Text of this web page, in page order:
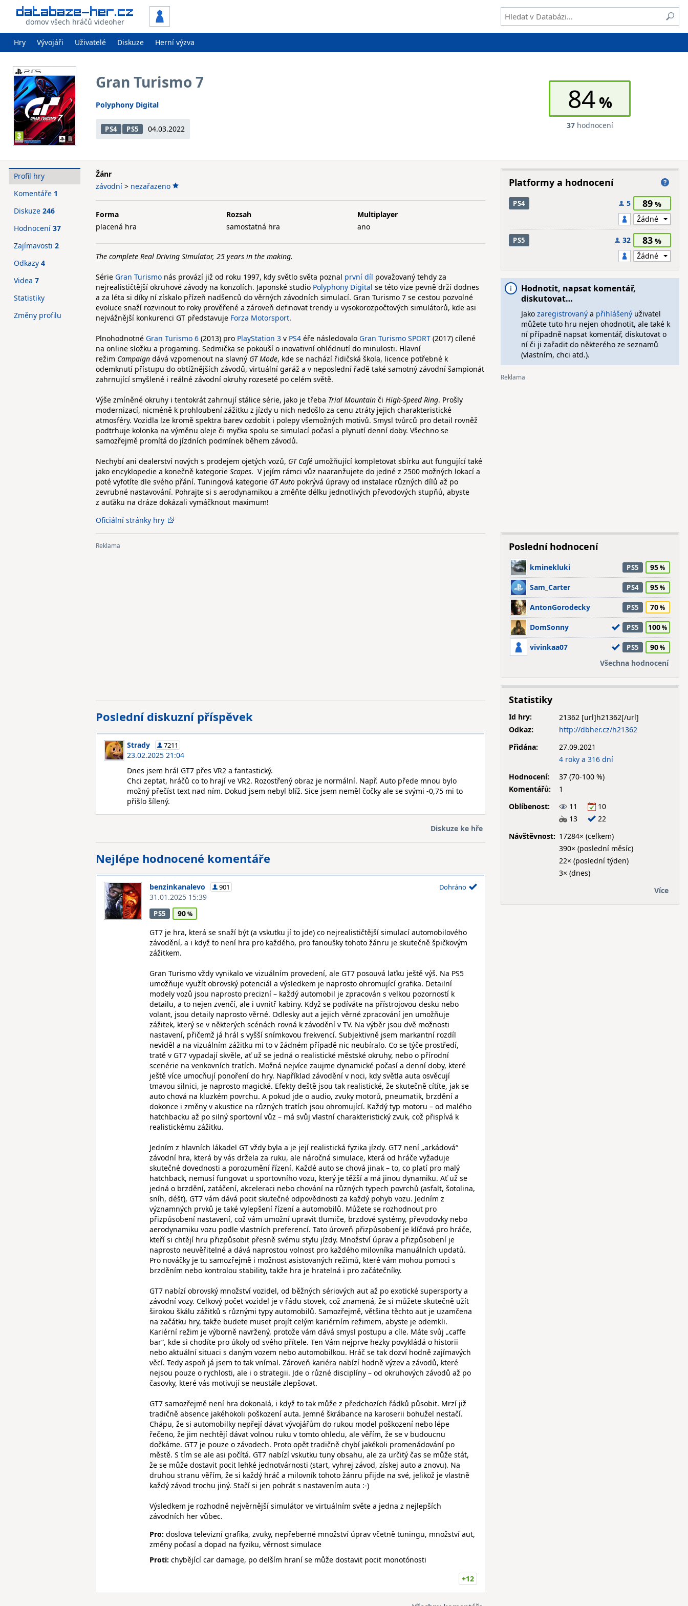
domov všech hráčů videoher
Hry Vývojáři Uživatelé Diskuze Herní výzva
Gran Turismo 7
Polyphony Digital
PS4 PS5 04.03.2022
84
37hodnocení
Žánr
závodní > nezařazeno
Forma
placená hra
Rozsah
samostatná hra
Multiplayer
ano
The complete Real Driving Simulator, 25 years in the making.
Série Gran Turismo nás provází již od roku 1997, kdy světlo světa poznal první díl považovaný tehdy za
nejrealističtější okruhové závody na konzolích. Japonské studio Polyphony Digital se této vize pevně drží dodnes
a za léta si díky ní získalo přízeň nadšenců do věrných závodních simulací. Gran Turismo 7 se cestou pozvolné
evoluce snaží rozvinout to roky prověřené a zároveň definovat trendy u vysokorozpočtových simulátorů, kde asi
nejvážnější konkurenci GT představuje Forza Motorsport.
Plnohodnotné Gran Turismo 6 (2013) pro PlayStation 3 v PS4 éře následovalo Gran Turismo SPORT (2017) cílené
na online složku a progaming. Sedmička se pokouší o inovativní ohlédnutí do minulosti. Hlavní
režim Campaign dává vzpomenout na slavný GT Mode, kde se nachází řidičská škola, licence potřebné k
odemknutí přístupu do obtížnějších závodů, virtuální garáž a v neposlední řadě také samotný závodní šampionát
zahrnující smyšlené i reálné závodní okruhy rozeseté po celém světě.
Výše zmíněné okruhy i tentokrát zahrnují stálice série, jako je třeba Trial Mountain či High-Speed Ring. Prošly
modernizací, nicméně k prohloubení zážitku z jízdy u nich nedošlo za cenu ztráty jejich charakteristické
atmosféry. Vozidla lze kromě spektra barev ozdobit i polepy všemožných motivů. Smysl tvůrců pro detail rovněž
podtrhuje kolonka na výměnu oleje či myčka spolu se simulací počasí a plynutí denní doby. Všechno se
samozřejmě promítá do jízdních podmínek během závodů.
Nechybí ani dealerství nových s prodejem ojetých vozů, GT Café umožňující kompletovat sbírku aut fungující také
jako encyklopedie a konečně kategorie Scapes. V jejím rámci vůz naaranžujete do jedné z 2500 možných lokací a
poté vyfotíte dle svého přání. Tuningová kategorie GT Auto pokrývá úpravy od instalace různých dílů až po
zevrubné nastavování. Pohrajte si s aerodynamikou a změňte délku jednotlivých převodových stupňů, abyste
z auťáku na dráze dokázali vymáčknout maximum!
Oficiální stránky hry
Poslední diskuzní příspěvek
Strady 7211
23.02.2025 21:04
Dnes jsem hrál GT7 přes VR2 a fantastický.
Chci zeptat, hráčů co to hrají ve VR2. Rozostřený obraz je normální. Např. Auto přede mnou bylo
možný přečíst text nad ním. Dokud jsem nebyl blíž. Sice jsem neměl čočky ale se svými -0,75 mi to
přišlo šílený.
Diskuze ke hře
Nejlépe hodnocené komentáře
benzinkanalevo 901
31.01.2025 15:39
Dohráno
PS5
90
GT7 je hra, která se snaží být (a vskutku jí to jde) co nejrealističtější simulací automobilového
závodění, a i když to není hra pro každého, pro fanoušky tohoto žánru je skutečně špičkovým
zážitkem.
Gran Turismo vždy vynikalo ve vizuálním provedení, ale GT7 posouvá laťku ještě výš. Na PS5
umožňuje využít obrovský potenciál a výsledkem je naprosto ohromující grafika. Detailní
modely vozů jsou naprosto precizní – každý automobil je zpracován s velkou pozorností k
detailu, a to nejen zvenčí, ale i uvnitř kabiny. Když se podíváte na přístrojovou desku nebo
volant, jsou detaily naprosto věrné. Odlesky aut a jejich věrné zpracování jen umožňuje
zážitek, který se v některých scénách rovná k závodění v TV. Na výběr jsou dvě možnosti
nastavení, přičemž já hrál s vyšší snímkovou frekvencí. Subjektivně jsem markantní rozdíl
neviděl a na vizuálním zážitku mi to v žádném případě nic neubíralo. Co se týče prostředí,
tratě v GT7 vypadají skvěle, ať už se jedná o realistické městské okruhy, nebo o přírodní
scenérie na venkovních tratích. Možná nejvíce zaujme dynamické počasí a denní doby, které
ještě více umocňují ponoření do hry. Například závodění v noci, kdy světla auta osvěcují
tmavou silnici, je naprosto magické. Efekty deště jsou tak realistické, že skutečně cítíte, jak se
auto chová na kluzkém povrchu. A pokud jde o audio, zvuky motorů, pneumatik, brzdění a
dokonce i změny v akustice na různých tratích jsou ohromující. Každý typ motoru – od malého
hatchbacku až po silný sportovní vůz – má svůj vlastní charakteristický zvuk, což přispívá k
realistickému zážitku.
Jedním z hlavních lákadel GT vždy byla a je její realistická fyzika jízdy. GT7 není „arkádová“
závodní hra, která by vás držela za ruku, ale náročná simulace, která od hráče vyžaduje
skutečné dovednosti a porozumění řízení. Každé auto se chová jinak – to, co platí pro malý
hatchback, nemusí fungovat u sportovního vozu, který je těžší a má jinou dynamiku. Ať už se
jedná o brzdění, zatáčení, akceleraci nebo chování na různých typech povrchů (asfalt, šotolina,
sníh, déšť), GT7 vám dává pocit skutečné odpovědnosti za každý pohyb vozu. Jedním z
významných prvků je také vylepšení řízení a automobilů. Můžete se rozhodnout pro
přizpůsobení nastavení, což vám umožní upravit tlumiče, brzdové systémy, převodovky nebo
aerodynamiku vozu podle vlastních preferencí. Tato úroveň přizpůsobení je klíčová pro hráče,
kteří si chtějí hru přizpůsobit přesně svému stylu jízdy. Množství úprav a přizpůsobení je
naprosto neuvěřitelné a dává naprostou volnost pro každého milovníka manuálních updatů.
Pro nováčky je tu samozřejmě i možnost asistovaných režimů, které vám mohou pomoci s
brzděním nebo kontrolou stability, takže hra je hratelná i pro začátečníky.
GT7 nabízí obrovský množství vozidel, od běžných sériových aut až po exotické supersporty a
závodní vozy. Celkový počet vozidel je v řádu stovek, což znamená, že si můžete skutečně užít
širokou škálu zážitků s různými typy automobilů. Samozřejmě, většina těchto aut je uzamčena
na začátku hry, takže budete muset projít celým kariérním režimem, abyste je odemkli.
Kariérní režim je výborně navržený, protože vám dává smysl postupu a cíle. Máte svůj „caffe
bar“, kde si chodíte pro úkoly od svého přítele. Ten Vám nejprve hezky povykládá o historii
nebo aktuální situaci s daným vozem nebo automobilkou. Hráč se tak dozví hodně zajímavých
věcí. Tedy aspoň já jsem to tak vnímal. Zároveň kariéra nabízí hodně výzev a závodů, které
nejsou pouze o rychlosti, ale i o strategii. Jde o různé disciplíny – od okruhových závodů až po
časovky, které vás motivují se neustále zlepšovat.
GT7 samozřejmě není hra dokonalá, i když to tak může z předchozích řádků působit. Mrzí již
tradičně absence jakéhokoli poškození auta. Jemné škrábance na karoserii bohužel nestačí.
Chápu, že si automobilky nepřejí dávat vývojářům do rukou model poškození nebo lépe
řečeno, že jim nechtějí dávat volnou ruku v tomto ohledu, ale věřím, že se v budoucnu
dočkáme. GT7 je pouze o závodech. Proto opět tradičně chybí jakékoli promenádování po
městě. S tím se ale asi počítá. GT7 nabízí vskutku tuny obsahu, ale za určitý čas se může stát,
že se může dostavit pocit lehké jednotvárnosti (start, vyhrej závod, získej auto a znovu). Na
druhou stranu věřím, že si každý hráč a milovník tohoto žánru přijde na své, jelikož je vlastně
každý závod trochu jiný. Stačí si jen pohrát s nastavením auta :-)
Výsledkem je rozhodně nejvěrnější simulátor ve virtuálním světe a jedna z nejlepších
závodních her vůbec.
Pro: doslova televizní grafika, zvuky, nepřeberné množství úprav včetně tuningu, množství aut,
změny počasí a dopad na fyziku, věrnost simulace
Proti: chybějící car damage, po delším hraní se může dostavit pocit monotónosti
+12
Profil hry
Komentáře 1
Diskuze 246
Hodnocení 37
Zajímavosti 2
Odkazy 4
Videa 7
Statistiky
Změny profilu
Platformy a hodnocení
PS4 5 89
PS5 32 83
Hodnotit, napsat komentář,
diskutovat…
Jako zaregistrovanýa přihlášenýuživatel
můžete tuto hru nejen ohodnotit, ale také k
ní případně napsat komentář, diskutovat o
ní či ji zařadit do některého ze seznamů
(vlastním, chci atd.).
Poslední hodnocení
kminekluki PS5 95
Sam_Carter PS4 95
AntonGorodecky PS5 70
DomSonny PS5 100
vivinkaa07 PS5
90
Všechna hodnocení
Statistiky
Id hry:
21362
Odkaz:
http://dbher.cz/h21362
Přidána:
27.09.2021
4 roky a 316 dní
Hodnocení:
37 (70-100 %)
Komentářů:
1
Oblíbenost:
11
10
13
22
Návštěvnost: 17284× (celkem)
390× (poslední měsíc)
22× (poslední týden)
3× (dnes)
Více